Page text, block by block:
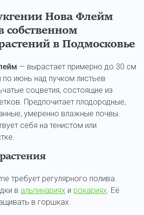
Нова Флейм
в Подмосковье
— вырастает примерно до 30 см
по июнь над пучком листьев
соцветия, состоящие из
Предпочитает плодородные,
умеренно влажные почвы.
себя на тенистом или
требует регулярного полива.
в альпинариях и рокариях. Её
в горшках.